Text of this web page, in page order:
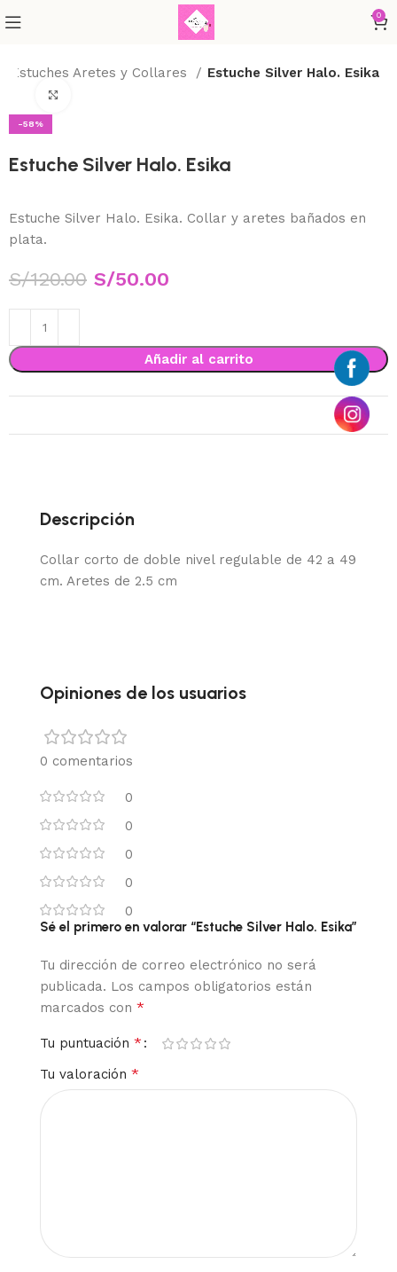
0
Estuches Aretes y Collares Estuche Silver Halo. Esika
-58%
Estuche Silver Halo. Esika
Estuche Silver Halo. Esika. Collar y aretes bañados en
plata.
S/120.00 S/50.00
Añadir al carrito
Descripción
Collar corto de doble nivel regulable de 42 a 49
cm. Aretes de 2.5 cm
Opiniones de los usuarios
0 comentarios
0
0
0
0
0
Sé el primero en valorar “Estuche Silver Halo. Esika”
Tu dirección de correo electrónico no será
publicada. Los campos obligatorios están
marcados con *
Tu puntuación *
Tu valoración *